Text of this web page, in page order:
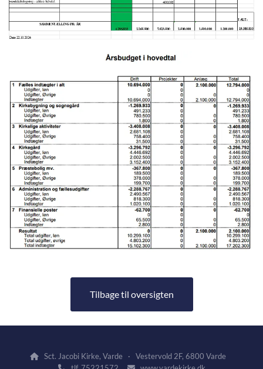
Tilbage til oversigten
 Sct. Jacobi Kirke, Varde · Vestervold 2F, 6800 Varde